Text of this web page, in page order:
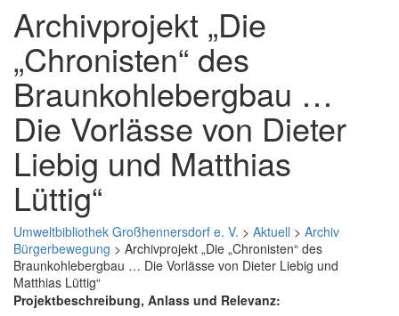
Archivprojekt „Die
„Chronisten“ des
Braunkohlebergbau …
Die Vorlässe von Dieter
Liebig und Matthias
Lüttig“
Umweltbibliothek Großhennersdorf e. V. > Aktuell > Archiv
Bürgerbewegung > Archivprojekt „Die „Chronisten“ des
Braunkohlebergbau … Die Vorlässe von Dieter Liebig und
Matthias Lüttig“
Projektbeschreibung, Anlass und Relevanz: